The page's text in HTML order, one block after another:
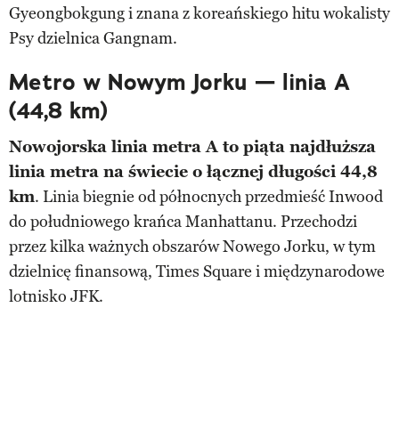
Gyeongbokgung i znana z koreańskiego hitu wokalisty
Psy dzielnica Gangnam.
Metro w Nowym Jorku — linia A
(44,8 km)
Nowojorska linia metra A to piąta najdłuższa
linia metra na świecie o łącznej długości 44,8
km. Linia biegnie od północnych przedmieść Inwood
do południowego krańca Manhattanu. Przechodzi
przez kilka ważnych obszarów Nowego Jorku, w tym
dzielnicę finansową, Times Square i międzynarodowe
lotnisko JFK.